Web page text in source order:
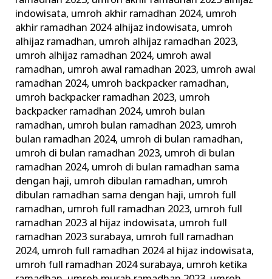
indowisata, umroh akhir ramadhan 2024, umroh
akhir ramadhan 2024 alhijaz indowisata, umroh
alhijaz ramadhan, umroh alhijaz ramadhan 2023,
umroh alhijaz ramadhan 2024, umroh awal
ramadhan, umroh awal ramadhan 2023, umroh awal
ramadhan 2024, umroh backpacker ramadhan,
umroh backpacker ramadhan 2023, umroh
backpacker ramadhan 2024, umroh bulan
ramadhan, umroh bulan ramadhan 2023, umroh
bulan ramadhan 2024, umroh di bulan ramadhan,
umroh di bulan ramadhan 2023, umroh di bulan
ramadhan 2024, umroh di bulan ramadhan sama
dengan haji, umroh dibulan ramadhan, umroh
dibulan ramadhan sama dengan haji, umroh full
ramadhan, umroh full ramadhan 2023, umroh full
ramadhan 2023 al hijaz indowisata, umroh full
ramadhan 2023 surabaya, umroh full ramadhan
2024, umroh full ramadhan 2024 al hijaz indowisata,
umroh full ramadhan 2024 surabaya, umroh ketika